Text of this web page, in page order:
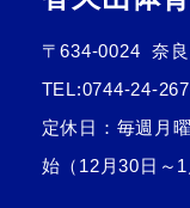
〒634-0024
奈
TEL:0744-24-
定休日：毎週月
始（12月30日～1